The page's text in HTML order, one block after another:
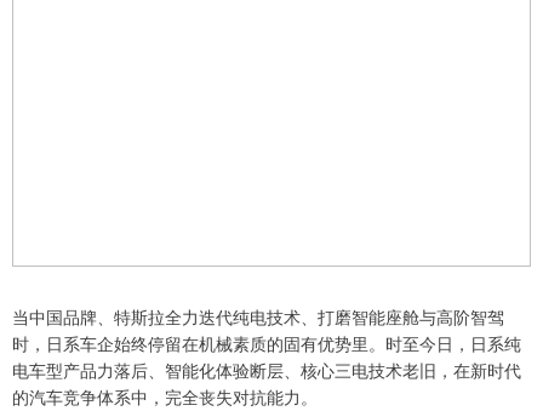
当中国品牌、特斯拉全力迭代纯电技术、打磨智能座舱与高阶智驾
时，日系车企始终停留在机械素质的固有优势里。时至今日，日系纯
电车型产品力落后、智能化体验断层、核心三电技术老旧，在新时代
的汽车竞争体系中，完全丧失对抗能力。